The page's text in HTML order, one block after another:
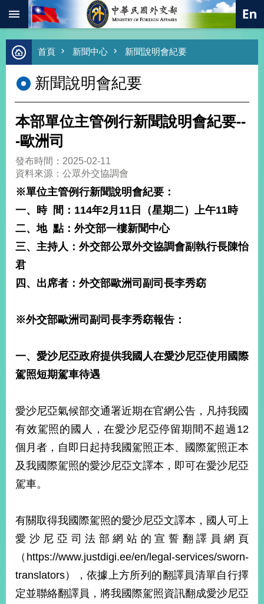
跳到主要內容區塊
進
階
尋
熱
總
合
外
值
外
交
經
濟
落
海
和
平
照
回
首
頁
網
站
覽
關
本
部
新
中
心
首頁 新聞中心 新聞說明會紀要
新聞說明會紀要
本部單位主管例行新聞說明會紀要--
-歐洲司
發布時間：2025-02-11
資料來源：公眾外交協調會
※單位主管例行新聞說明會紀要：
一、時
間： 114年2月 11 日（星期二）上午11時
二、地 點：外交部一樓新聞中心
三、主持人：外交部公眾外交協調會副執行長陳怡
君
四、出席者：外交部歐洲司副司長李秀窈
※外交部歐洲司副司長李秀窈報告：
一、愛沙尼亞政府提供我國人在愛沙尼亞使用國際
駕照短期駕車待遇
愛沙尼亞氣候部交通署近期在官網公告，凡持我國
有效駕照的國人，在愛沙尼亞停留期間不超過12
個月者，自即日起持我國駕照正本、國際駕照正本
及我國際駕照的愛沙尼亞文譯本，即可在愛沙尼亞
駕車。
有關取得我國際駕照的愛沙尼亞文譯本，國人可上
愛沙尼亞司法部網站的宣誓翻譯員網頁
（https://www.justdigi.ee/en/legal-services/sworn-
translators），依據上方所列的翻譯員清單自行擇
定並聯絡翻譯員，將我國際駕照資訊翻成愛沙尼亞